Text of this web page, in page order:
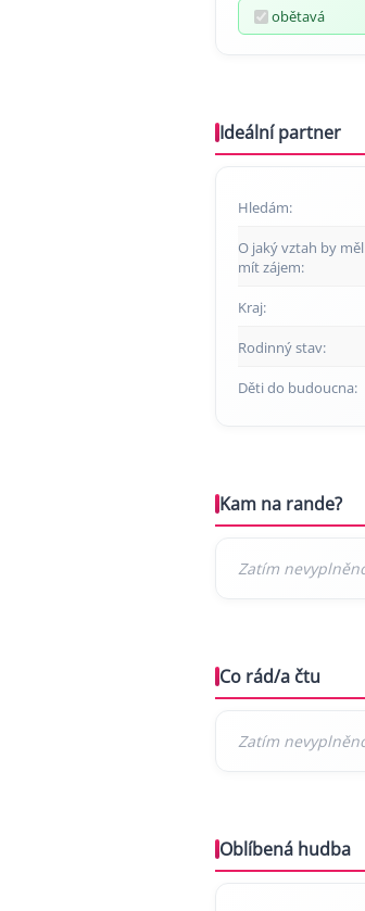
obětavá
Ideální partner
Hledám:
O jaký vztah by měl
mít zájem:
Kraj:
Rodinný stav:
Děti do budoucna:
Kam na rande?
Co rád/a čtu
Oblíbená hudba